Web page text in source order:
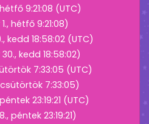
9:21:08 (UTC)
hétfő 9:21:08)
kedd 18:58:02 (UTC)
kedd 18:58:02)
7:33:05 (UTC)
csütörtök 7:33:05)
23:19:21 (UTC)
péntek 23:19:21)